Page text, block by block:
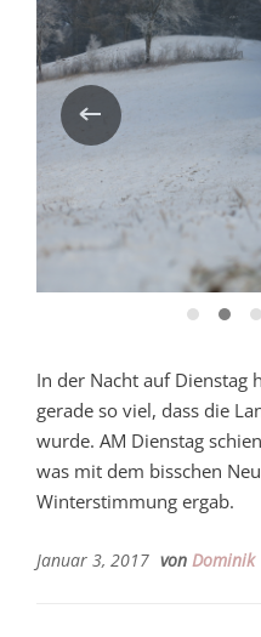
In der Nacht auf Dienstag
gerade so viel, dass die
wurde. AM Dienstag
was mit dem bisschen
Winterstimmung ergab.
Januar 3, 2017 von Dominik